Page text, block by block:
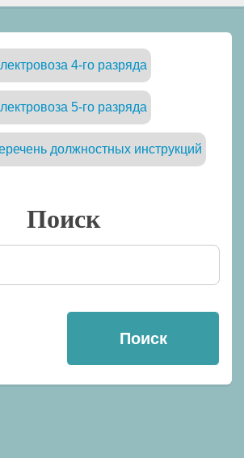
4-го разряда
5-го разряда
должностных инструкций
Поиск